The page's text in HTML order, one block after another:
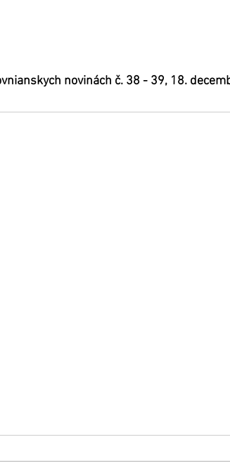
novinách č. 38 - 39, 18.